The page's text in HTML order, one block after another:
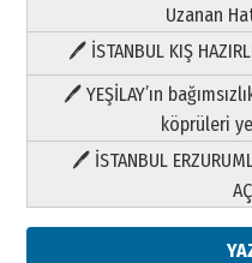
Uzanan
🖊 İSTANBUL KIŞ
🖊 YEŞİLAY’ın
köprüleri
🖊 İSTANBUL
Yıldırım
HAVVA’NIN ÜÇ
09 Temmuz 2026
Yusuf POLAT
Şampiyonluk
11 Mayıs 2026